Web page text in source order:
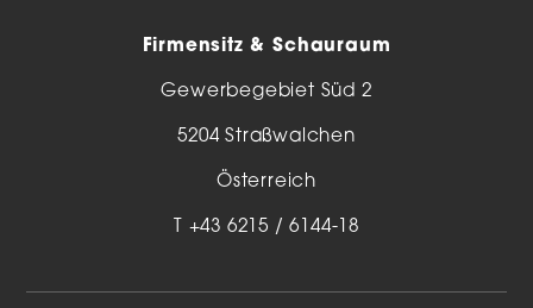
Firmensitz & Schauraum
Gewerbegebiet Süd 2
5204 Straßwalchen
Österreich
T +43 6215 / 6144-18